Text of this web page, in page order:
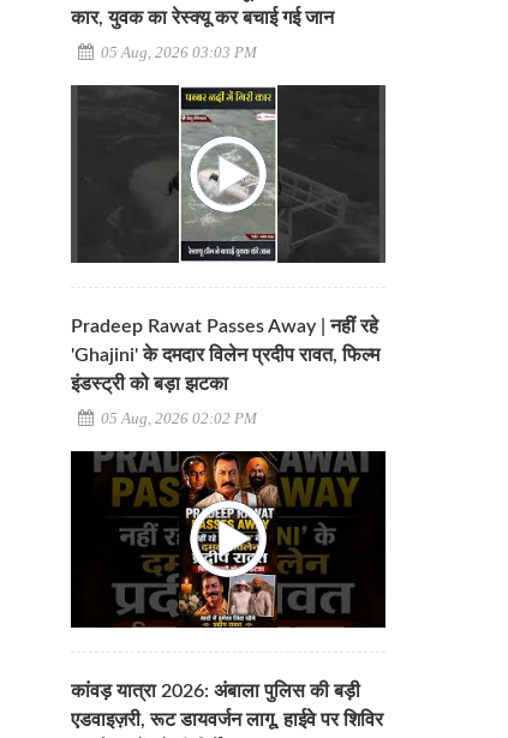
कार, युवक का रेस्क्यू कर बचाई गई जान
05 Aug, 2026 03:03 PM
Pradeep Rawat Passes Away | नहीं रहे
'Ghajini' के दमदार विलेन प्रदीप रावत, फिल्म
इंडस्ट्री को बड़ा झटका
05 Aug, 2026 02:02 PM
कांवड़ यात्रा 2026: अंबाला पुलिस की बड़ी
एडवाइज़री, रूट डायवर्जन लागू, हाईवे पर शिविर